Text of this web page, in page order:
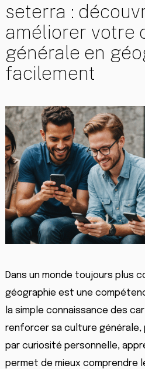
seterra :
améliorer votre
générale en
facilement
Dans un monde toujours plus
géographie est une
la simple connaissance des
renforcer sa culture générale,
par curiosité personnelle,
permet de mieux comprendre